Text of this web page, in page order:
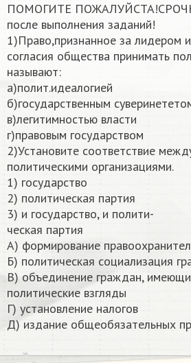
ПОМОГИТЕ
после выполнения заданий!
1)Право,признанное за лидером
согласия общества принимать
называют:
a)полит.идеалогией
б)государственным
в)легитимностью власти
г)правовым государством
2)Установите соответствие
политическими организациями.
1) государство
2) политическая партия
3) и государство, и полити-
ческая партия
A) формирование
Б) политическая социализация
B) объединение граждан,
политические взгляды
Г) установление налогов
Д) издание общеобязательных